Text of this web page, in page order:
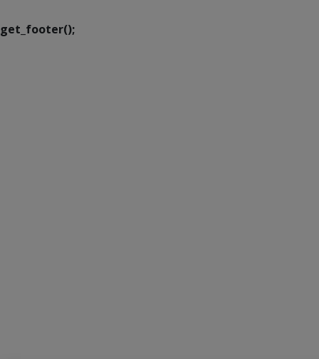
get_footer();